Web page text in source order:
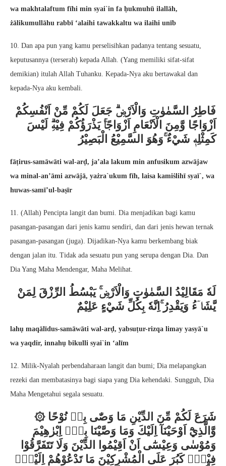
wa makhtalaftum fīhi min syai`in fa ḥukmuhū ilallāh,
żālikumullāhu rabbī ‘alaihi tawakkaltu wa ilaihi unīb
10. Dan apa pun yang kamu perselisihkan padanya tentang sesuatu,
keputusannya (terserah) kepada Allah. (Yang memiliki sifat-sifat
demikian) itulah Allah Tuhanku. Kepada-Nya aku bertawakal dan
kepada-Nya aku kembali.
فَاطِرُ السَّمٰوٰتِ وَالْاَرْضِۗ جَعَلَ لَكُمْ مِّنْ اَنْفُسِكُمْ
اَزْوَاجًا وَّمِنَ الْاَنْعَامِ اَزْوَاجًاۚ يَذْرَؤُكُمْ فِيْهِۗ لَيْسَ
كَمِثْلِهٖ شَيْءٌ ۚوَهُوَ السَّمِيْعُ الْبَصِيْرُ
fāṭirus-samāwāti wal-arḍ, ja’ala lakum min anfusikum azwājaw
wa minal-an’āmi azwājā, yażra`ukum fīh, laisa kamiṡlihī syaī`, wa
huwas-samī’ul-baṣīr
11. (Allah) Pencipta langit dan bumi. Dia menjadikan bagi kamu
pasangan-pasangan dari jenis kamu sendiri, dan dari jenis hewan ternak
pasangan-pasangan (juga). Dijadikan-Nya kamu berkembang biak
dengan jalan itu. Tidak ada sesuatu pun yang serupa dengan Dia. Dan
Dia Yang Maha Mendengar, Maha Melihat.
لَهٗ مَقَالِيْدُ السَّمٰوٰتِ وَالْاَرْضِۚ يَبْسُطُ الرِّزْقَ لِمَنْ
يَّشَاۤءُ وَيَقْدِرُ ۚاِنَّهٗ بِكُلِّ شَيْءٍ عَلِيْمٌ
lahụ maqālīdus-samāwāti wal-arḍ, yabsuṭur-rizqa limay yasyā`u
wa yaqdir, innahụ bikulli syai`in ‘alīm
12. Milik-Nyalah perbendaharaan langit dan bumi; Dia melapangkan
rezeki dan membatasinya bagi siapa yang Dia kehendaki. Sungguh, Dia
Maha Mengetahui segala sesuatu.
۞ شَرَعَ لَكُمْ مِّنَ الدِّيْنِ مَا وَصّٰى بِهٖ نُوْحًا
وَّالَّذِيْٓ اَوْحَيْنَآ اِلَيْكَ وَمَا وَصَّيْنَا بِهٖٓ اِبْرٰهِيْمَ
وَمُوْسٰى وَعِيْسٰٓى اَنْ اَقِيْمُوا الدِّيْنَ وَلَا تَتَفَرَّقُوْا
فِيْهِۗ كَبُرَ عَلَى الْمُشْرِكِيْنَ مَا تَدْعُوْهُمْ اِلَيْهِۗ